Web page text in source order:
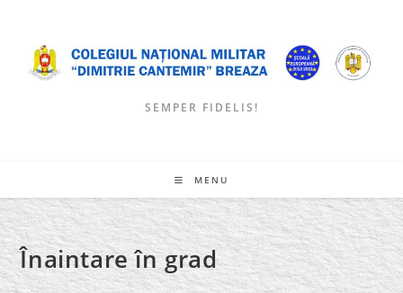
content
SEMPER FIDELIS!
MENU
Înaintare în grad